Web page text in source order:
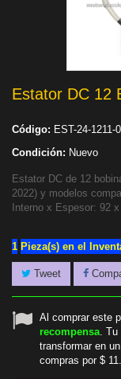
Estator DC 12
Código: EST-24-1211-
Condición: Nuevo
Estator DC de 12
2022) y modelos
Interno x Espesor: 92
1 Pieza(s) en el
Tweet
Al comprar este
recompensa. Tu
transformar en
compras por $